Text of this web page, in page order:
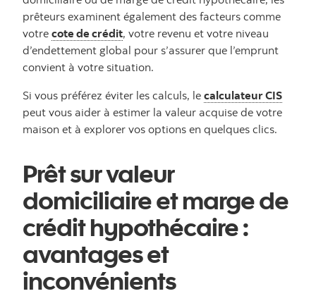
prêteurs examinent également des facteurs comme
votre cote de crédit, votre revenu et votre niveau
d’endettement global pour s’assurer que l’emprunt
convient à votre situation.
Si vous préférez éviter les calculs, le calculateur CIS
peut vous aider à estimer la valeur acquise de votre
maison et à explorer vos options en quelques clics.
Prêt sur valeur
domiciliaire et marge de
crédit hypothécaire :
avantages et
inconvénients